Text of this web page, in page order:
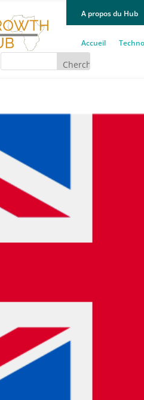
A propos du Hub
Accueil